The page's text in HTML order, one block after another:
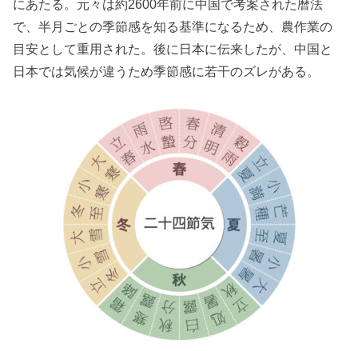
にあたる。元々は約2600年前に中国で考案された暦法
で、半月ごとの季節感を知る基準になるため、農作業の
目安として重用された。後に日本に伝来したが、中国と
日本では気候が違うため季節感に若干のズレがある。